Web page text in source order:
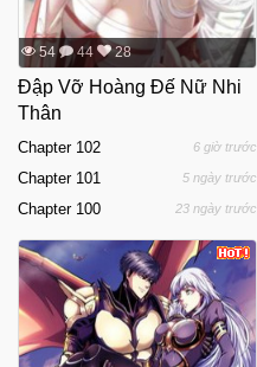
54 44 28
Đập Vỡ Hoàng Đế Nữ Nhi
Thân
Chapter 102 6 giờ trước
Chapter 101 5 ngày trước
Chapter 100 23 ngày trước